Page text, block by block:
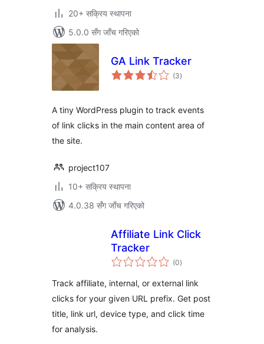
20+ सक्रिय स्थापना
5.0.0 सँग जाँच गरिएको
GA Link Tracker
(3कुल
रेटिङ्गहरू
)
A tiny WordPress plugin to track events
of link clicks in the main content area of
the site.
project107
10+ सक्रिय स्थापना
4.0.38 सँग जाँच गरिएको
Affiliate Link Click
Tracker
(0कुल
रेटिङ्गहरू
)
Track affiliate, internal, or external link
clicks for your given URL prefix. Get post
title, link url, device type, and click time
for analysis.